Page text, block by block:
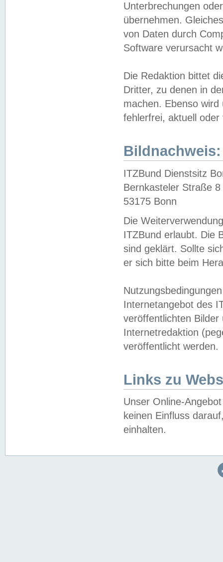
Unterbrechungen
übernehmen.
von Daten durch
Software verursacht
Die Redaktion bittet
Dritter, zu denen in
machen. Ebenso
fehlerfrei, aktuell oder
Bildnachweis:
ITZBund Dienstsitz
Bernkasteler Straße 8
53175 Bonn
Die
ITZBund erlaubt. Die
sind geklärt. Sollte
er sich bitte beim
Internetangebot des
veröffentlichten
Internetredaktion
veröffentlicht werden.
Links zu
Unser Online-
keinen Einfluss
einhalten.